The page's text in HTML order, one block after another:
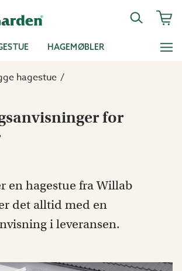
HAGEMØBLER
hagestue
for
en hagestue fra Willab
det alltid med en
i leveransen.